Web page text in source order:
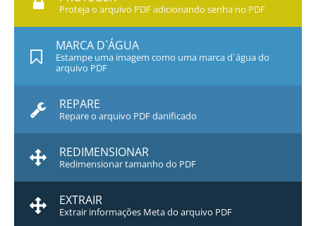
Proteja o arquivo PDF adicionando senha no PDF
MARCA D`ÁGUA
Estampe uma imagem como uma marca d`água do
arquivo PDF
REPARE
Repare o arquivo PDF danificado
REDIMENSIONAR
Redimensionar tamanho do PDF
EXTRAIR
Extrair informações Meta do arquivo PDF